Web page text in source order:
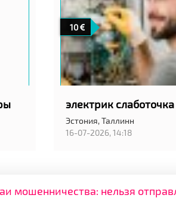
10
электрик слаботочка
Эстония,Таллинн
16-07-2026, 14:18
мошенничества: нельзя